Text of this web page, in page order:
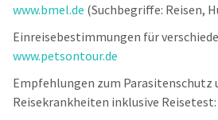
www.bmel.de (Suchbegriffe: Reisen,
Einreisebestimmungen für
www.petsontour.de
Empfehlungen zum Parasitenschutz
Reisekrankheiten inklusive Reisetest: